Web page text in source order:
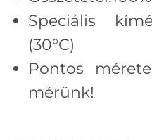
Speciális
(30°C)
Pontos
mérünk!